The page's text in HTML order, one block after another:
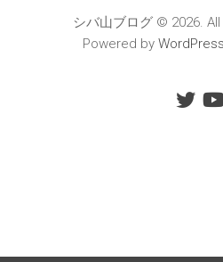
シバ山ブログ © 2026.
Powered by WordPress